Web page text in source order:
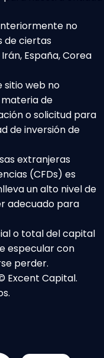
no
de ciertas
Irán, España, Corea
sitio web no
de
o solicitud para
de inversión de
extranjeras
(CFDs) es
un alto nivel de
adecuado para
o total del capital
especular con
perder.
Excent Capital.